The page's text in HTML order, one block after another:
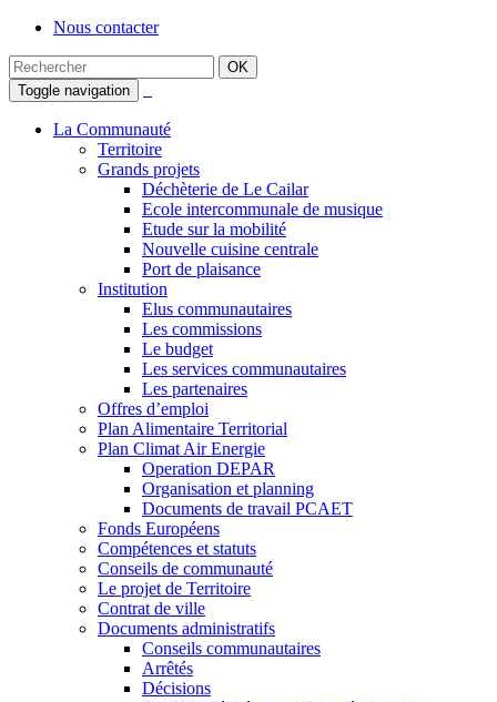
Nous contacter
Toggle navigation
La Communauté
Territoire
Grands projets
Déchèterie de Le Cailar
Ecole intercommunale de musique
Etude sur la mobilité
Nouvelle cuisine centrale
Port de plaisance
Institution
Elus communautaires
Les commissions
Le budget
Les services communautaires
Les partenaires
Offres d’emploi
Plan Alimentaire Territorial
Plan Climat Air Energie
Operation DEPAR
Organisation et planning
Documents de travail PCAET
Fonds Européens
Compétences et statuts
Conseils de communauté
Le projet de Territoire
Contrat de ville
Documents administratifs
Conseils communautaires
Arrêtés
Décisions